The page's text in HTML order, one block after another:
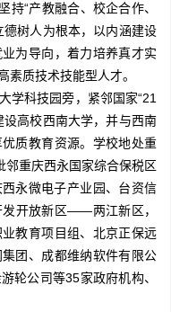
持“产教融合、校企合作、
德树人为根本，以内涵建设
为导向，着力培养真才实
素质技术技能型人才。
学科技园旁，紧邻国家“21
设高校西南大学，并与西南
质教育资源。学校地处重
邻重庆西永国家综合保税区
永微电子产业园、台资信
开放新区——两江新区，
教育项目组、北京正保远
团、成都维纳软件有限公
轮公司等35家政府机构、